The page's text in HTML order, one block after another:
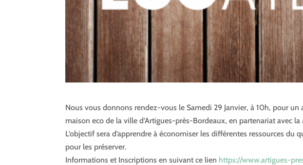
Nous vous donnons rendez-vous le Samedi 29 Janvier, à 10h, pour un
maison eco de la ville d’Artigues-près-Bordeaux, en partenariat avec
L’objectif sera d’apprendre à économiser les différentes ressources du
pour les préserver.
Informations et Inscriptions en suivant ce lien https://www.artigues-